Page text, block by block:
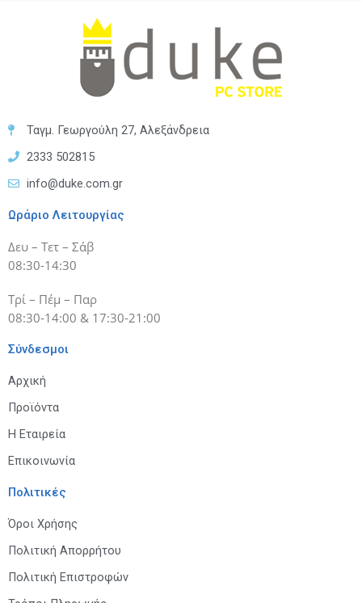
Ταγμ. Γεωργούλη 27, Αλεξάνδρεια
2333 502815
info@duke.com.gr
Ωράριο Λειτουργίας
Δευ – Τετ – Σάβ
08:30-14:30
Τρί – Πέμ – Παρ
08:30-14:00 & 17:30-21:00
Σύνδεσμοι
Αρχική
Προϊόντα
Η Εταιρεία
Επικοινωνία
Πολιτικές
Όροι Χρήσης
Πολιτική Απορρήτου
Πολιτική Επιστροφών